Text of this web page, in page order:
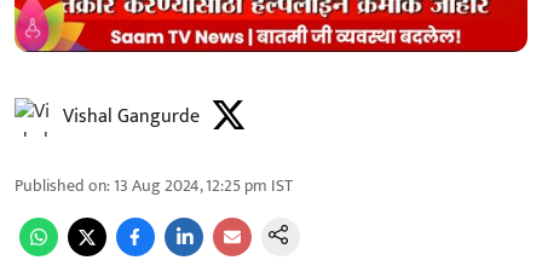
Vishal Gangurde
Published on:13 Aug 2024, 12:25 pm IST